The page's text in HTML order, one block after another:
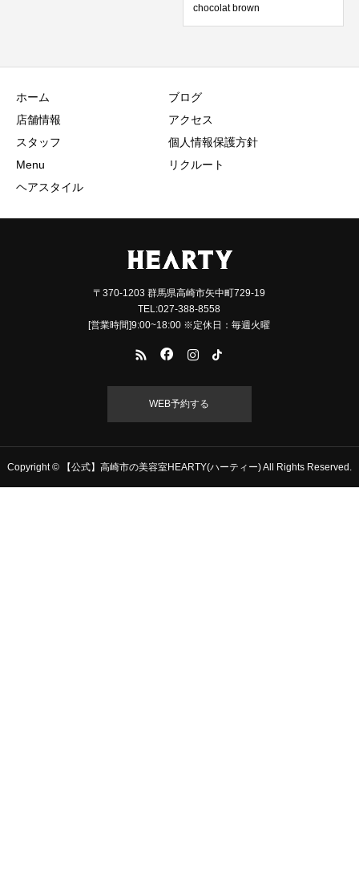
chocolat brown
ホーム
店舗情報
スタッフ
Menu
ヘアスタイル
ブログ
アクセス
個人情報保護方針
リクルート
〒370-1203 群馬県高崎市矢中町729-19
TEL:027-388-8558
[営業時間]9:00~18:00 ※定休日：毎週火曜
WEB予約する
Copyright © 【公式】高崎市の美容室HEARTY(ハーティー) All Rights Reserved.